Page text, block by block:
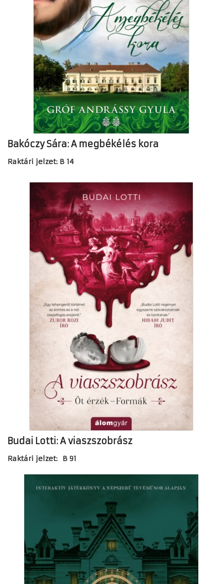
Bakóczy Sára: A megbékélés kora
Raktári jelzet: B 14
Budai Lotti: A viaszszobrász
Raktári jelzet: B 91